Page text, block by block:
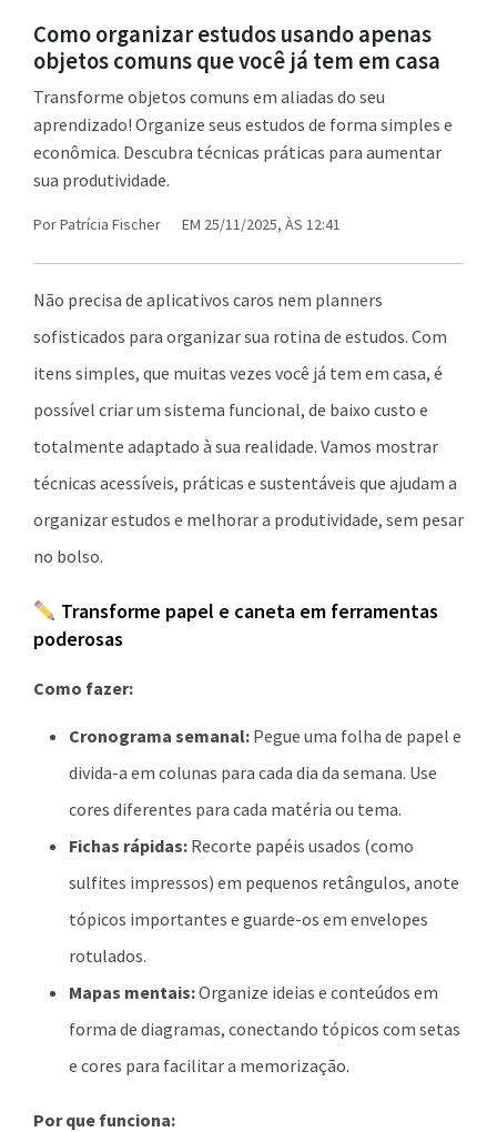
Como organizar estudos usando apenas
objetos comuns que você já tem em casa
Transforme objetos comuns em aliadas do seu
aprendizado! Organize seus estudos de forma simples e
econômica. Descubra técnicas práticas para aumentar
sua produtividade.
PorPatrícia Fischer EM 25/11/2025, ÀS 12:41
Não precisa de aplicativos caros nem planners
sofisticados para organizar sua rotina de estudos. Com
itens simples, que muitas vezes você já tem em casa, é
possível criar um sistema funcional, de baixo custo e
totalmente adaptado à sua realidade. Vamos mostrar
técnicas acessíveis, práticas e sustentáveis que ajudam a
organizar estudos e melhorar a produtividade, sem pesar
no bolso.
Transforme papel e caneta em ferramentas
poderosas
Como fazer:
Cronograma semanal: Pegue uma folha de papel e
divida-a em colunas para cada dia da semana. Use
cores diferentes para cada matéria ou tema.
Fichas rápidas: Recorte papéis usados (como
sulfites impressos) em pequenos retângulos, anote
tópicos importantes e guarde-os em envelopes
rotulados.
Mapas mentais:Organize ideias e conteúdos em
forma de diagramas, conectando tópicos com setas
e cores para facilitar a memorização.
Por que funciona: